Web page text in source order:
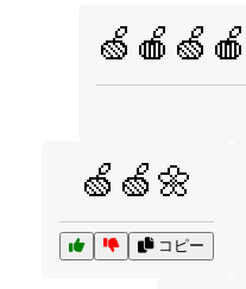
🍏🍏🌼
コピー